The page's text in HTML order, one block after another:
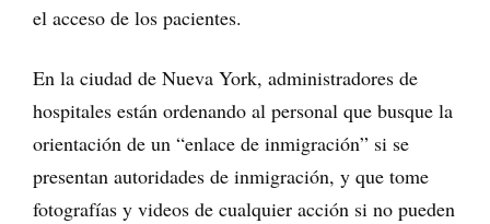
el acceso de los pacientes.
En la ciudad de Nueva York, administradores de
hospitales están ordenando al personal que busque la
orientación de un “enlace de inmigración” si se
presentan autoridades de inmigración, y que tome
fotografías y videos de cualquier acción si no pueden